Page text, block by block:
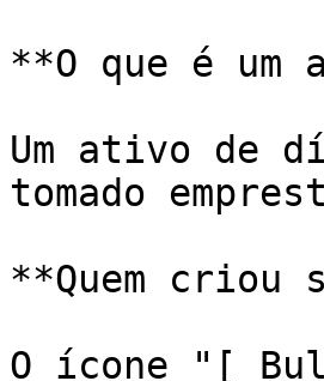
**O que é
Um ativo de
tomado
**Quem criou
O ícone "[